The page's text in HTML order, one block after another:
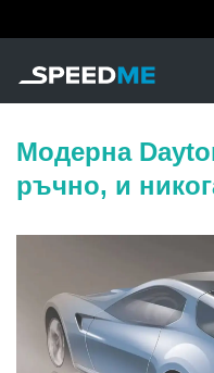
Модерна
ръчно, и